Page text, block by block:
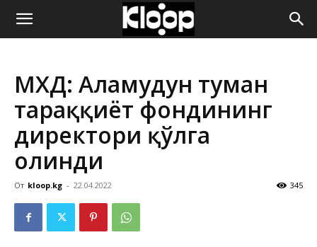
ҚИРҒИЗИСТОН
ЯНГИЛИКЛАРИ
МХДҚ: Аламудун туман
тараққиёт фондининг
директори қўлга
олинди
От kloop.kg - 22.04.2022 345